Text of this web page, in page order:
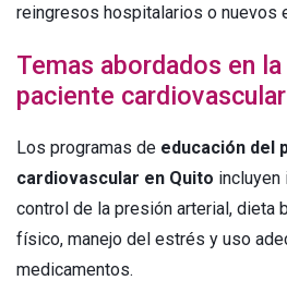
reingresos hospitalarios o nuevos
Temas abordados en
paciente
Los programas de educación del
cardiovascular en Quito incluyen
control de la presión arterial, dieta
físico, manejo del estrés y uso
medicamentos.